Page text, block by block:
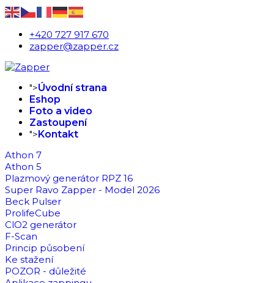
+420 727 917 670
zapper@zapper.cz
">Úvodní strana
Eshop
Foto a video
Zastoupení
">Kontakt
Athon 7
Athon 5
Plazmový generátor RPZ 16
Super Ravo Zapper - Model 2026
Beck Pulser
ProlifeCube
ClO2 generátor
F-Scan
Princip působení
Ke stažení
POZOR - důležité